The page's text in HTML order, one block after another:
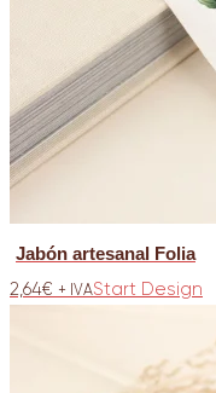
Jabón artesanal Folia
2,64€ + IVAStart Design